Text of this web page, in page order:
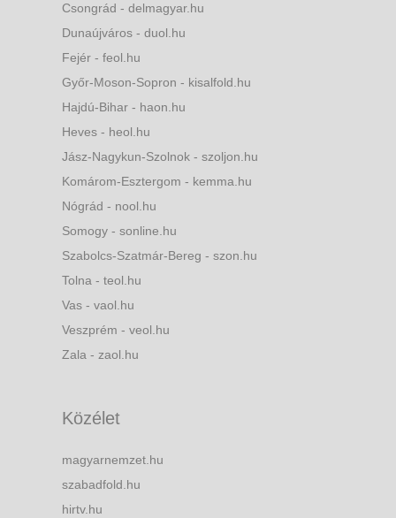
Csongrád - delmagyar.hu
Dunaújváros - duol.hu
Fejér - feol.hu
Győr-Moson-Sopron - kisalfold.hu
Hajdú-Bihar - haon.hu
Heves - heol.hu
Jász-Nagykun-Szolnok - szoljon.hu
Komárom-Esztergom - kemma.hu
Nógrád - nool.hu
Somogy - sonline.hu
Szabolcs-Szatmár-Bereg - szon.hu
Tolna - teol.hu
Vas - vaol.hu
Veszprém - veol.hu
Zala - zaol.hu
Közélet
magyarnemzet.hu
szabadfold.hu
hirtv.hu